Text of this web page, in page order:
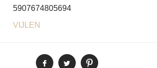
5907674805694
VIJLEN